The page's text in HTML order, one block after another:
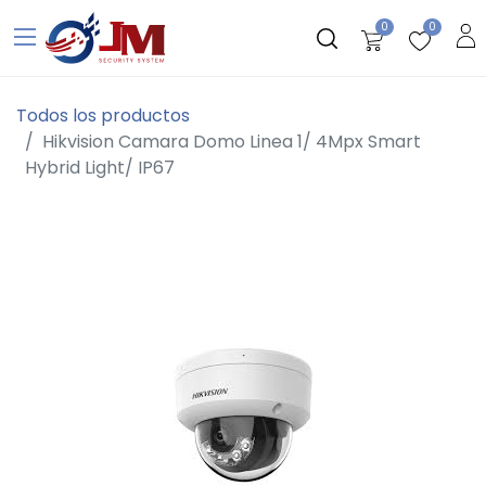
0 0
Todos los productos
Hikvision Camara Domo Linea 1/ 4Mpx Smart
Hybrid Light/ IP67